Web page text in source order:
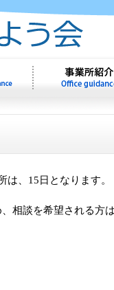
は、15 日となります。
相談を希望される方